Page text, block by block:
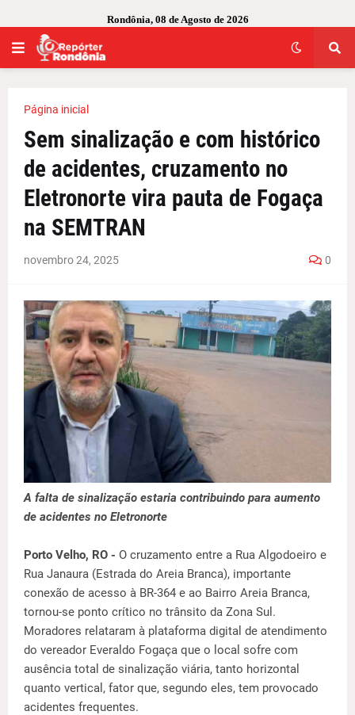
Rondônia, 08 de Agosto de 2026
Página inicial
Sem sinalização e com histórico
de acidentes, cruzamento no
Eletronorte vira pauta de Fogaça
na SEMTRAN
novembro 24, 2025 0
A falta de sinalização estaria contribuindo para aumento
de acidentes no Eletronorte
Porto Velho, RO - O cruzamento entre a Rua Algodoeiro e
Rua Janaura (Estrada do Areia Branca), importante
conexão de acesso à BR-364 e ao Bairro Areia Branca,
tornou-se ponto crítico no trânsito da Zona Sul.
Moradores relataram à plataforma digital de atendimento
do vereador Everaldo Fogaça que o local sofre com
ausência total de sinalização viária, tanto horizontal
quanto vertical, fator que, segundo eles, tem provocado
acidentes frequentes.